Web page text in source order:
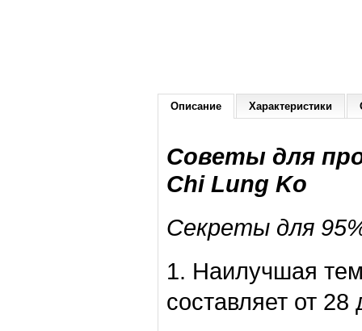
Описание Характеристики
Советы для
Chi Lung Ko
Секреты для
1. Наилучшая
составляет от